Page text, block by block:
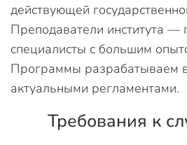
действующей
Преподаватели института —
специалисты с большим
Программы разрабатываем в
актуальными регламентами.
Требования к